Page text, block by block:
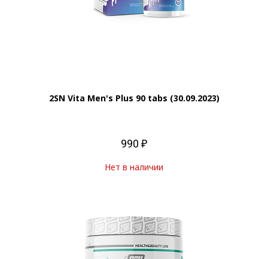
2SN Vita Men's Plus 90 tabs (30.09.2023)
990 ₽
Нет в наличии